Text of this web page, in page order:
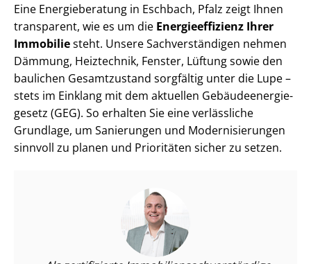
Eine Energieberatung in Eschbach, Pfalz zeigt Ihnen
transparent, wie es um die En­er­gie­ef­fi­zi­enz Ihrer
Immobiliesteht. Unsere Sach­ver­stän­di­gen nehmen
Dämmung, Heiztechnik, Fenster, Lüftung sowie den
baulichen Gesamtzustand sorgfältig unter die Lupe –
stets im Einklang mit dem aktuellen Ge­bäu­de­en­er­gie­
ge­setz (GEG). So erhalten Sie eine verlässliche
Grundlage, um Sanierungen und Mo­der­ni­sie­run­gen
sinnvoll zu planen und Prioritäten sicher zu setzen.